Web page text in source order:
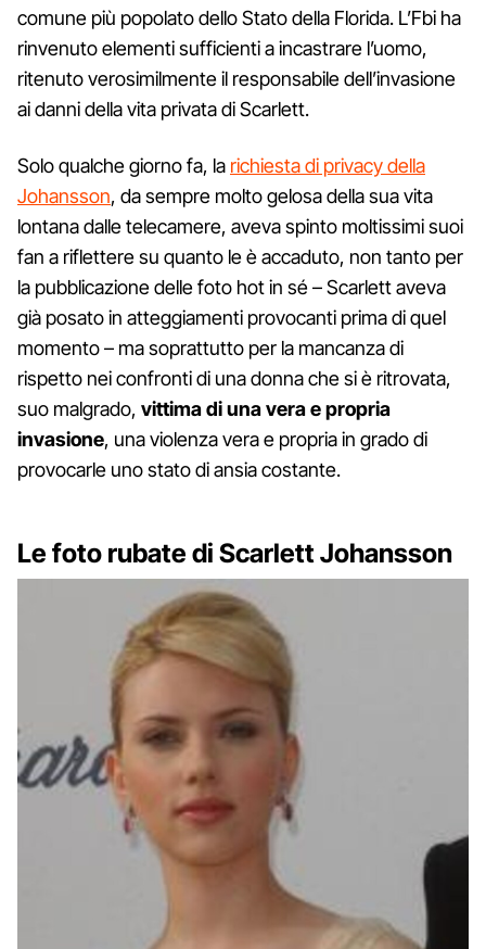
comune più popolato dello Stato della Florida. L’Fbi ha
rinvenuto elementi sufficienti a incastrare l’uomo,
ritenuto verosimilmente il responsabile dell’invasione
ai danni della vita privata di Scarlett.
Solo qualche giorno fa, la richiesta di privacy della
Johansson, da sempre molto gelosa della sua vita
lontana dalle telecamere, aveva spinto moltissimi suoi
fan a riflettere su quanto le è accaduto, non tanto per
la pubblicazione delle foto hot in sé – Scarlett aveva
già posato in atteggiamenti provocanti prima di quel
momento – ma soprattutto per la mancanza di
rispetto nei confronti di una donna che si è ritrovata,
suo malgrado, vittima di una vera e propria
invasione, una violenza vera e propria in grado di
provocarle uno stato di ansia costante.
Le foto rubate di Scarlett Johansson